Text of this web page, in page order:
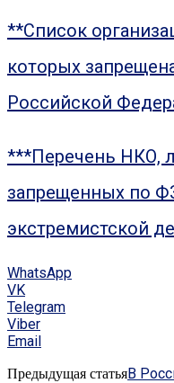
**Список
которых
Российской
***Перечень НКО,
запрещенных по
экстремистской
WhatsApp
VK
Telegram
Viber
Email
Предыдущая статьяВ